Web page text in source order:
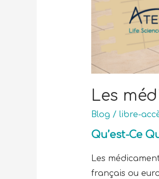
Les
Blog / libre-
Qu’est-Ce
Les
français ou